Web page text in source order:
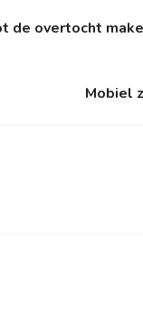
de overtocht
Mobiel